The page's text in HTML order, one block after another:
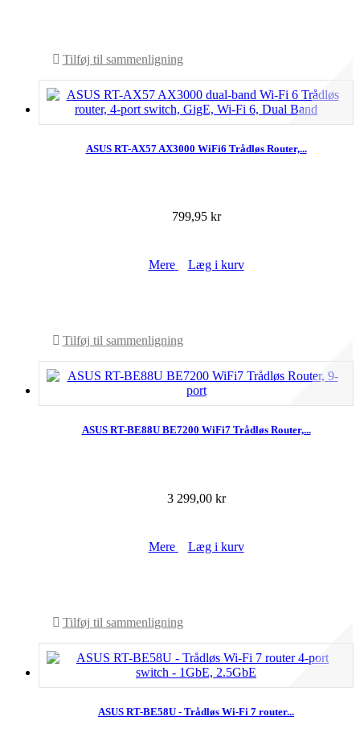
Tilføj til sammenligning
ASUS RT-AX57 AX3000 WiFi6 Trådløs Router,...
799,95 kr
Mere Læg i kurv
Tilføj til sammenligning
ASUS RT-BE88U BE7200 WiFi7 Trådløs Router,...
3 299,00 kr
Mere Læg i kurv
Tilføj til sammenligning
ASUS RT-BE58U - Trådløs Wi-Fi 7 router...